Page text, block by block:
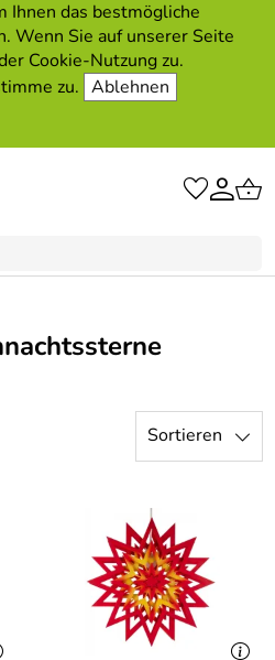
Ihnen das bestmögliche
Wenn Sie auf unserer Seite
Cookie-Nutzung zu.
zu. Ablehnen
Sortieren